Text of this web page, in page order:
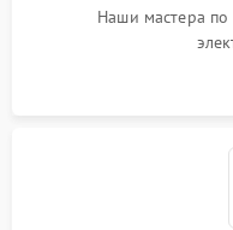
Наши мастера